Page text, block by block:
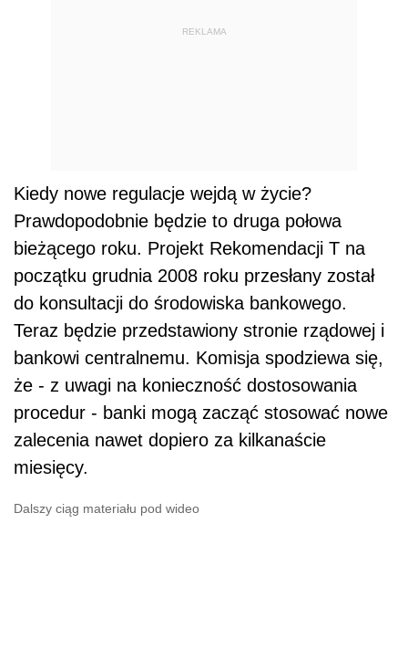
REKLAMA
Kiedy nowe regulacje wejdą w życie?
Prawdopodobnie będzie to druga połowa
bieżącego roku. Projekt Rekomendacji T na
początku grudnia 2008 roku przesłany został
do konsultacji do środowiska bankowego.
Teraz będzie przedstawiony stronie rządowej i
bankowi centralnemu. Komisja spodziewa się,
że - z uwagi na konieczność dostosowania
procedur - banki mogą zacząć stosować nowe
zalecenia nawet dopiero za kilkanaście
miesięcy.
Dalszy ciąg materiału pod wideo